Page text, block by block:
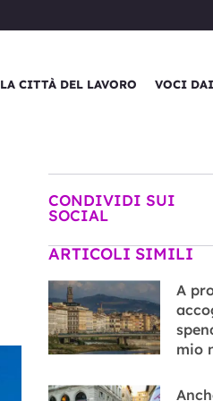
LA CITTÀ DEL LAVORO VOCI
CONDIVIDI SUI
SOCIAL
ARTICOLI SIMILI
A
mio